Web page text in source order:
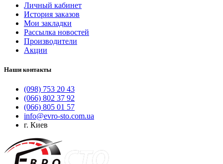
Личный кабинет
История заказов
Мои закладки
Рассылка новостей
Производители
Акции
Наши контакты
(098) 753 20 43
(066) 802 37 92
(066) 805 01 57
info@evro-sto.com.ua
г. Киев